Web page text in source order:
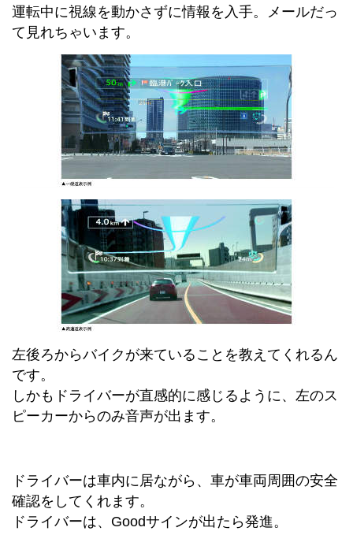
運転中に視線を動かさずに情報を入手。メールだっ
て見れちゃいます。
左後ろからバイクが来ていることを教えてくれるん
です。
しかもドライバーが直感的に感じるように、左のス
ピーカーからのみ音声が出ます。
ドライバーは車内に居ながら、車が車両周囲の安全
確認をしてくれます。
ドライバーは、Goodサインが出たら発進。